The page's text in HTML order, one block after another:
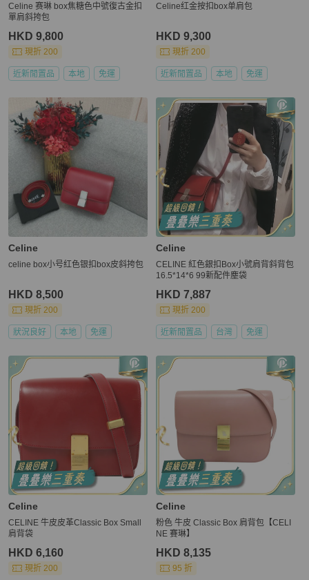
Celine 赛琳 box焦糖色中號復古金扣
單肩斜挎包
HKD 9,800
現折 200
近新閒置品 本地 免運
Celine红金按扣box单肩包
HKD 9,300
現折 200
近新閒置品 本地 免運
Celine
celine box小号红色银扣box皮斜挎包
HKD 8,500
現折 200
狀況良好 本地 免運
Celine
CELINE 紅色銀扣Box小號肩背斜背包
16.5*14*6 99新配件塵袋
HKD 7,887
現折 200
近新閒置品 台灣 免運
Celine
CELINE 牛皮皮革Classic Box Small
肩背袋
HKD 6,160
現折 200
Celine
粉色 牛皮 Classic Box 肩背包【CELI
NE 賽琳】
HKD 8,135
95 折